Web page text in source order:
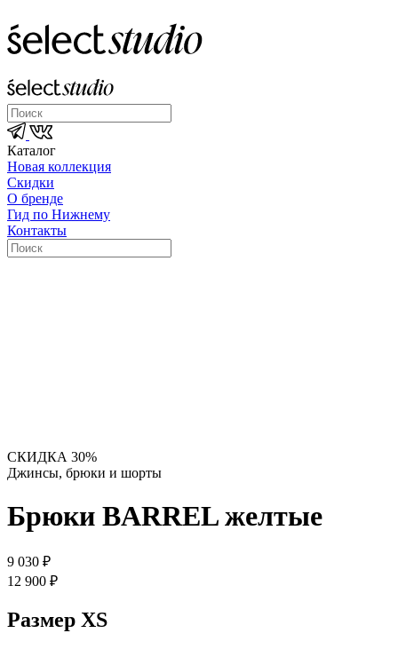
Каталог
Новая коллекция
Скидки
О бренде
Гид по Нижнему
Контакты
СКИДКА 30%
Джинсы, брюки и шорты
Брюки BARREL желтые
9 030 ₽
12 900 ₽
Размер XS